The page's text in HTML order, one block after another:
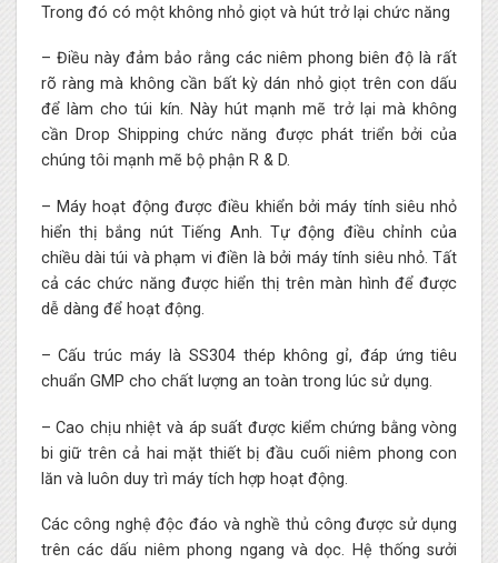
Trong đó có một không nhỏ giọt và hút trở lại chức năng
– Điều này đảm bảo rằng các niêm phong biên độ là rất
rõ ràng mà không cần bất kỳ dán nhỏ giọt trên con dấu
để làm cho túi kín. Này hút mạnh mẽ trở lại mà không
cần Drop Shipping chức năng được phát triển bởi của
chúng tôi mạnh mẽ bộ phận R & D.
– Máy hoạt động được điều khiển bởi máy tính siêu nhỏ
hiển thị bắng nút Tiếng Anh. Tự động điều chỉnh của
chiều dài túi và phạm vi điền là bởi máy tính siêu nhỏ. Tất
cả các chức năng được hiển thị trên màn hình để được
dễ dàng để hoạt động.
– Cấu trúc máy là SS304 thép không gỉ, đáp ứng tiêu
chuẩn GMP cho chất lượng an toàn trong lúc sử dụng.
– Cao chịu nhiệt và áp suất được kiểm chứng bằng vòng
bi giữ trên cả hai mặt thiết bị đầu cuối niêm phong con
lăn và luôn duy trì máy tích hợp hoạt động.
Các công nghệ độc đáo và nghề thủ công được sử dụng
trên các dấu niêm phong ngang và dọc. Hệ thống sưởi